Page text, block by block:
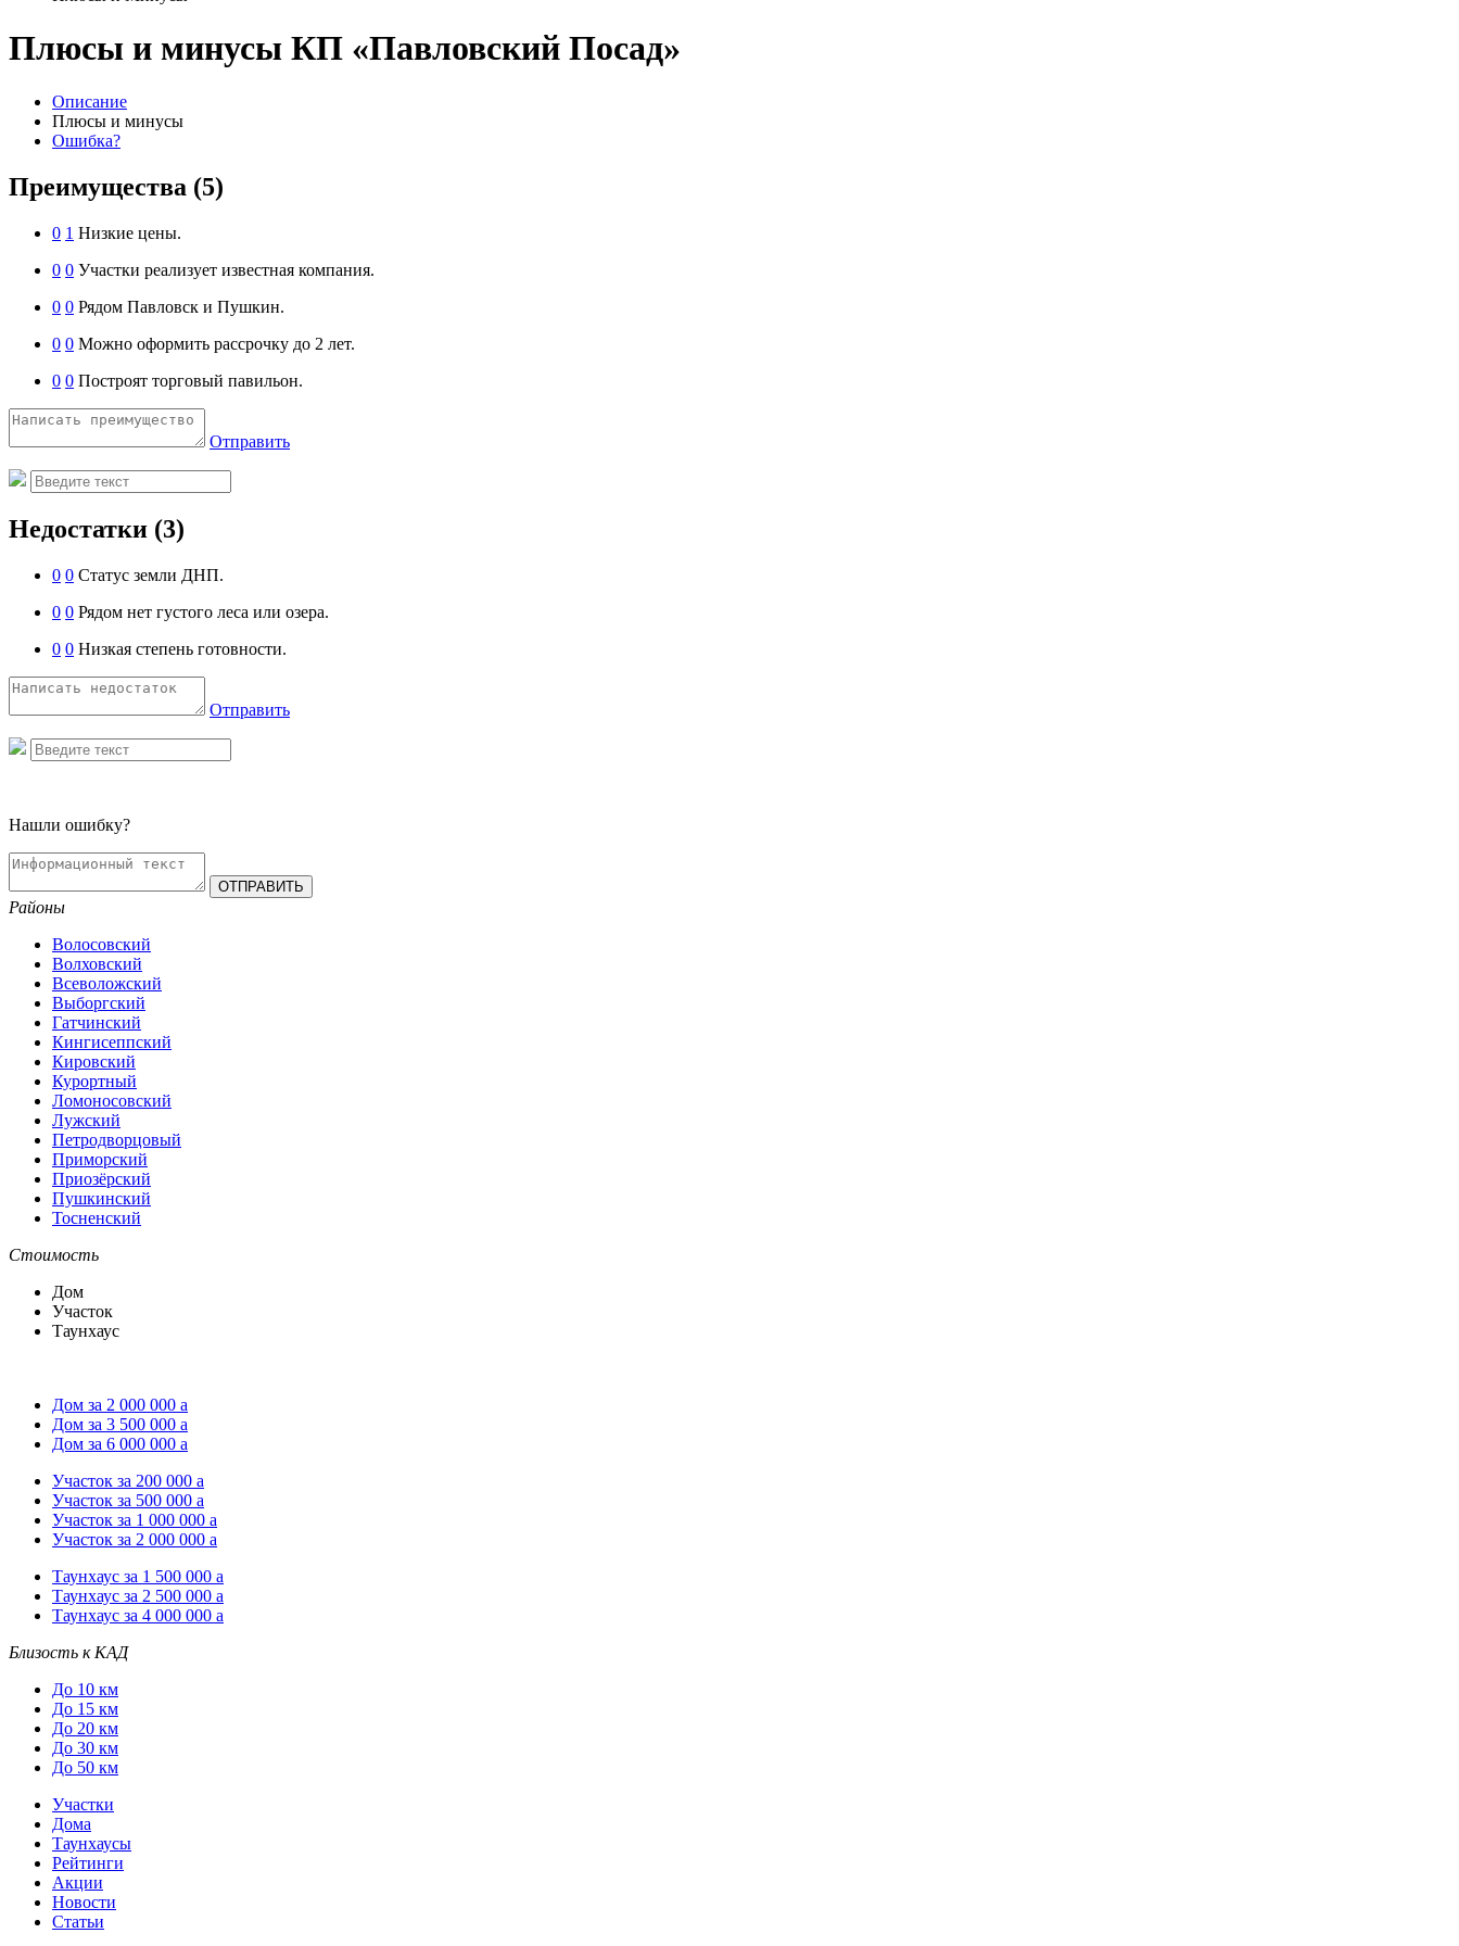
Плюсы и минусы КП «Павловский Посад»
Описание
Плюсы и минусы
Ошибка?
Преимущества (5)
0 1 Низкие цены.
0 0 Участки реализует известная компания.
0 0 Рядом Павловск и Пушкин.
0 0 Можно оформить рассрочку до 2 лет.
0 0 Построят торговый павильон.
Отправить
Недостатки (3)
0 0 Статус земли ДНП.
0 0 Рядом нет густого леса или озера.
0 0 Низкая степень готовности.
Отправить
Нашли ошибку?
Районы
Волосовский
Волховский
Всеволожский
Выборгский
Гатчинский
Кингисеппский
Кировский
Курортный
Ломоносовский
Лужский
Петродворцовый
Приморский
Приозёрский
Пушкинский
Тосненский
Стоимость
Дом
Участок
Таунхаус
Дом за 2 000 000 a
Дом за 3 500 000 a
Дом за 6 000 000 a
Участок за 200 000 a
Участок за 500 000 a
Участок за 1 000 000 a
Участок за 2 000 000 a
Таунхаус за 1 500 000 a
Таунхаус за 2 500 000 a
Таунхаус за 4 000 000 a
Близость к КАД
До 10 км
До 15 км
До 20 км
До 30 км
До 50 км
Участки
Дома
Таунхаусы
Рейтинги
Акции
Новости
Статьи